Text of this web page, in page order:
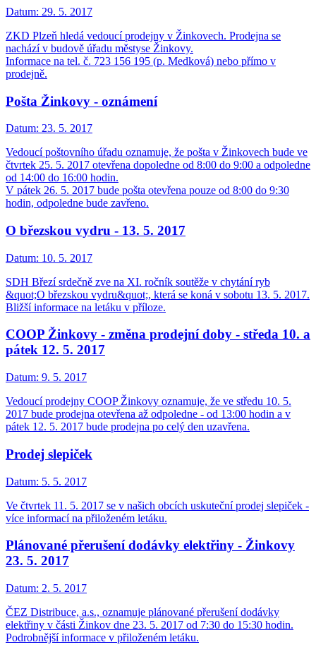
Datum: 29. 5. 2017
ZKD Plzeň hledá vedoucí prodejny v Žinkovech. Prodejna se
nachází v budově úřadu městyse Žinkovy.
Informace na tel. č. 723 156 195 (p. Medková) nebo přímo v
prodejně.
Pošta Žinkovy - oznámení
Datum: 23. 5. 2017
Vedoucí poštovního úřadu oznamuje, že pošta v Žinkovech bude ve
čtvrtek 25. 5. 2017 otevřena dopoledne od 8:00 do 9:00 a odpoledne
od 14:00 do 16:00 hodin.
V pátek 26. 5. 2017 bude pošta otevřena pouze od 8:00 do 9:30
hodin, odpoledne bude zavřeno.
O březskou vydru - 13. 5. 2017
Datum: 10. 5. 2017
SDH Březí srdečně zve na XI. ročník soutěže v chytání ryb
&quot;O březskou vydru&quot;, která se koná v sobotu 13. 5. 2017.
Bližší informace na letáku v příloze.
COOP Žinkovy - změna prodejní doby - středa 10. a
pátek 12. 5. 2017
Datum: 9. 5. 2017
Vedoucí prodejny COOP Žinkovy oznamuje, že ve středu 10. 5.
2017 bude prodejna otevřena až odpoledne - od 13:00 hodin a v
pátek 12. 5. 2017 bude prodejna po celý den uzavřena.
Prodej slepiček
Datum: 5. 5. 2017
Ve čtvrtek 11. 5. 2017 se v našich obcích uskuteční prodej slepiček -
více informací na přiloženém letáku.
Plánované přerušení dodávky elektřiny - Žinkovy
23. 5. 2017
Datum: 2. 5. 2017
ČEZ Distribuce, a.s., oznamuje plánované přerušení dodávky
elektřiny v části Žinkov dne 23. 5. 2017 od 7:30 do 15:30 hodin.
Podrobnější informace v přiloženém letáku.